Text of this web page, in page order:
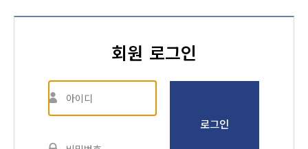
회원 로그인
로그인